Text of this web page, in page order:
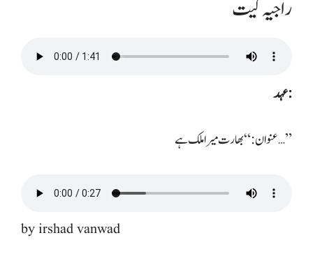
راجیہ گیت
عہد:
عنوان: “بھارت میرا ملک ہے…”
by irshad vanwad